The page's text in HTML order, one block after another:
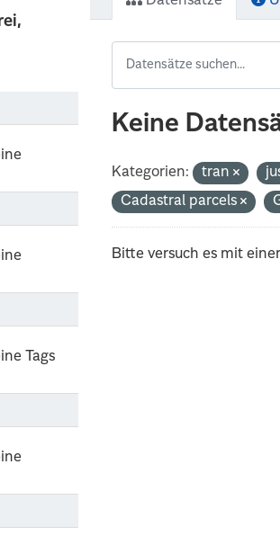
Tags
Keine
Kategorien: tran
Cadastral parcels
Bitte versuch es mit